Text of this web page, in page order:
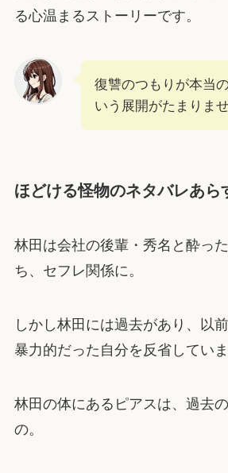
る心温まるストーリーです。
復讐のつもりが本当
いう展開がたまりま
ほどける怪物のネタバレあら
林田は会社の後輩・秀名と酔っ
ち、セフレ関係に。
しかし林田には過去があり、以
暴力的だった自分を反省していま
林田の体にあるピアスは、過去
の。